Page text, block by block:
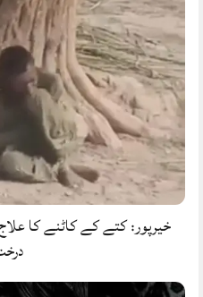
خیرپور: کتے کے کاٹنے کا